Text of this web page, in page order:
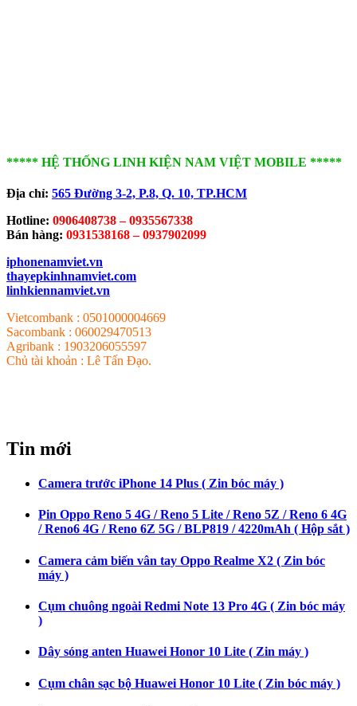
***** HỆ THỐNG LINH KIỆN NAM VIỆT MOBILE *****
Địa chỉ: 565 Đường 3-2, P.8, Q. 10, TP.HCM
Hotline: 0906408738 – 0935567338
Bán hàng: 0931538168 – 0937902099
iphonenamviet.vn
thayepkinhnamviet.com
linhkiennamviet.vn
Vietcombank : 0501000004669
Sacombank : 060029470513
Agribank : 1903206055597
Chủ tài khoản : Lê Tấn Đạo.
Tin mới
Camera trước iPhone 14 Plus ( Zin bóc máy )
Pin Oppo Reno 5 4G / Reno 5 Lite / Reno 5Z / Reno 6 4G
/ Reno6 4G / Reno 6Z 5G / BLP819 / 4220mAh ( Hộp sắt )
Camera cảm biến vân tay Oppo Realme X2 ( Zin bóc
máy )
Cụm chuông ngoài Redmi Note 13 Pro 4G ( Zin bóc máy
)
Dây sóng anten Huawei Honor 10 Lite ( Zin máy )
Cụm chân sạc bộ Huawei Honor 10 Lite ( Zin bóc máy )